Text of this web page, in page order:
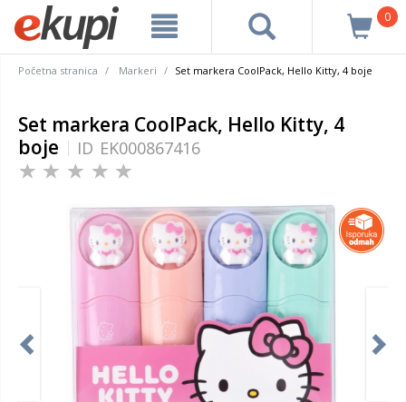
0
Početna stranica Markeri Set markera CoolPack, Hello Kitty, 4 boje
Set markera CoolPack, Hello Kitty, 4
boje
ID EK000867416